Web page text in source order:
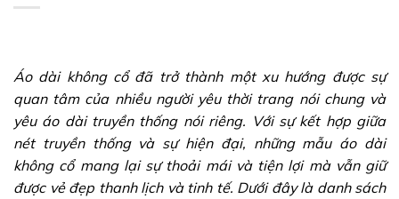
Áo dài không cổ đã trở thành một xu hướng được sự
quan tâm của nhiều người yêu thời trang nói chung và
yêu áo dài truyền thống nói riêng. Với sự kết hợp giữa
nét truyền thống và sự hiện đại, những mẫu áo dài
không cổ mang lại sự thoải mái và tiện lợi mà vẫn giữ
được vẻ đẹp thanh lịch và tinh tế. Dưới đây là danh sách